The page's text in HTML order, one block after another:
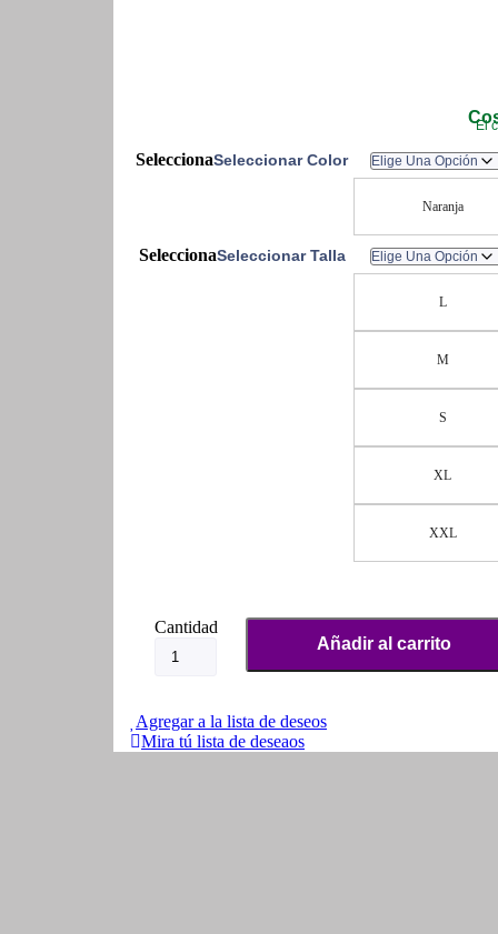
El
Seleccionar Color
Naranja
Seleccionar Talla
L
M
S
XL
XXL
Chaleco
cantidad
Añadir al carrito
Agregar a la lista de deseos
Mira tú lista de deseaos